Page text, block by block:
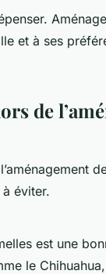
et à ses
de
éviter.
est une
le